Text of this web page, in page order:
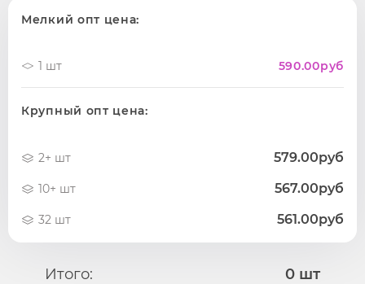
Мелкий опт цена:
1 шт 590.00руб
Крупный опт цена:
2+ шт 579.00руб
10+ шт 567.00руб
32 шт 561.00руб
Итого: 0 шт